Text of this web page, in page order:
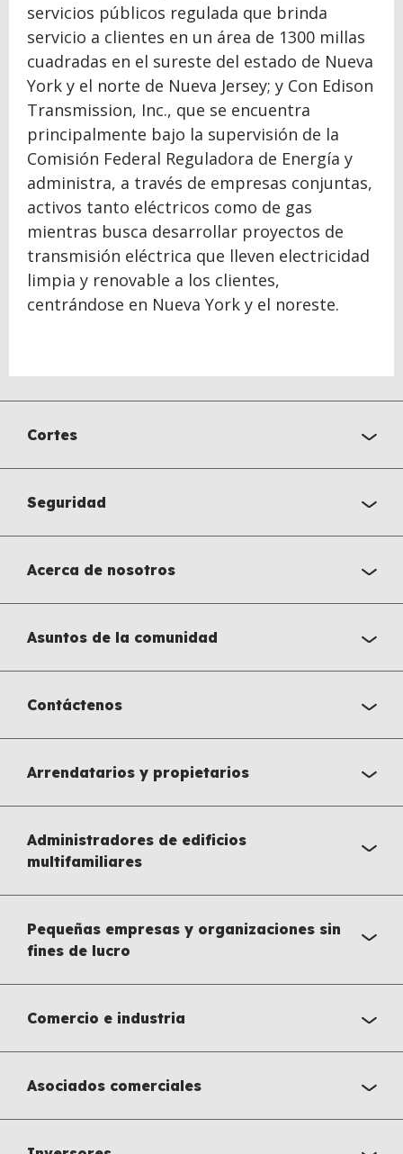
servicios públicos regulada que brinda
servicio a clientes en un área de 1300 millas
cuadradas en el sureste del estado de Nueva
York y el norte de Nueva Jersey; y Con Edison
Transmission, Inc., que se encuentra
principalmente bajo la supervisión de la
Comisión Federal Reguladora de Energía y
administra, a través de empresas conjuntas,
activos tanto eléctricos como de gas
mientras busca desarrollar proyectos de
transmisión eléctrica que lleven electricidad
limpia y renovable a los clientes,
centrándose en Nueva York y el noreste.
Cortes
Seguridad
Acerca de nosotros
Asuntos de la comunidad
Contáctenos
Arrendatarios y propietarios
Administradores de edificios
multifamiliares
Pequeñas empresas y organizaciones sin
fines de lucro
Comercio e industria
Asociados comerciales